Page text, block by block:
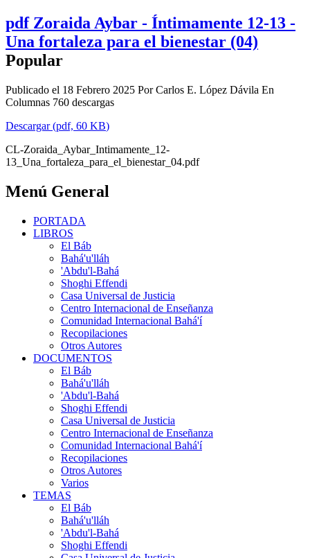
pdf Zoraida Aybar - Íntimamente 12-13 -
Una fortaleza para el bienestar (04)
Popular
Publicado el 18 Febrero 2025 PorCarlos E. López Dávila En
Columnas 760 descargas
Descargar(pdf, 60 KB)
CL-Zoraida_Aybar_Intimamente_12-
13_Una_fortaleza_para_el_bienestar_04.pdf
Menú General
PORTADA
LIBROS
El Báb
Bahá'u'lláh
'Abdu'l-Bahá
Shoghi Effendi
Casa Universal de Justicia
Centro Internacional de Enseñanza
Comunidad Internacional Bahá'í
Recopilaciones
Otros Autores
DOCUMENTOS
El Báb
Bahá'u'lláh
'Abdu'l-Bahá
Shoghi Effendi
Casa Universal de Justicia
Centro Internacional de Enseñanza
Comunidad Internacional Bahá'í
Recopilaciones
Otros Autores
Varios
TEMAS
El Báb
Bahá'u'lláh
'Abdu'l-Bahá
Shoghi Effendi